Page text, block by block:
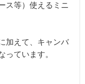
ス等）使えるミニ
加えて、キャンバ
っています。